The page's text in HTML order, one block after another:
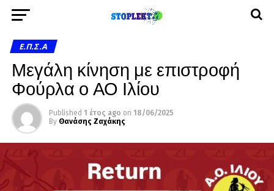
Ε.Π.Σ.Α
Μεγάλη κίνηση με επιστροφή
Φούρλα ο ΑΟ Ιλίου
Published 1 έτος ago on 18/06/2025
By Θανάσης Ζαχάκης